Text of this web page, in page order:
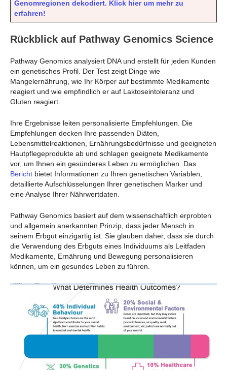
Genomregionen dekodiert. Klick hier um mehr zu
erfahren!
Rückblick auf Pathway Genomics Science
Pathway Genomics analysiert DNA und erstellt für jeden Kunden
ein genetisches Profil. Der Test zeigt Dinge wie
Mangelernährung, wie Ihr Körper auf bestimmte Medikamente
reagiert und wie empfindlich er auf Laktoseintoleranz und
Gluten reagiert.
Ihre Ergebnisse leiten personalisierte Empfehlungen. Die
Empfehlungen decken Ihre passenden Diäten,
Lebensmittelreaktionen, Ernährungsbedürfnisse und geeigneten
Hautpflegeprodukte ab und schlagen geeignete Medikamente
vor, um Ihnen ein gesünderes Leben zu ermöglichen. Das
Bericht bietet Informationen zu Ihren genetischen Variablen,
detaillierte Aufschlüsselungen Ihrer genetischen Marker und
eine Analyse Ihrer Nährwertdaten.
Pathway Genomics basiert auf dem wissenschaftlich erprobten
und allgemein anerkannten Prinzip, dass jeder Mensch in
seinem Erbgut einzigartig ist. Sie glauben daher, dass sie durch
die Verwendung des Erbguts eines Individuums als Leitfaden
Medikamente, Ernährung und Bewegung personalisieren
können, um ein gesundes Leben zu führen.